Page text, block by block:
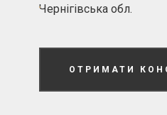
Чернігівська обл.
ОТРИМАТИ